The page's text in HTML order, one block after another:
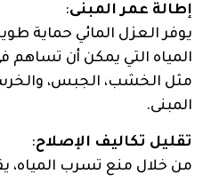
إطالة عمر المبنى:
يوفر العزل المائي حماية
المياه التي يمكن أن تساهم
مثل الخشب، الجبس،
المبنى.
تقليل تكاليف الإصلاح:
من خلال منع تسرب المياه،